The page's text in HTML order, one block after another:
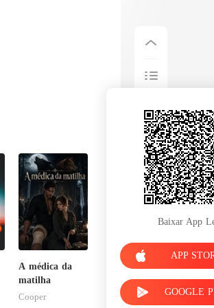
A médica da
matilha
Cooper
Baixar App
APP
GOOGLE